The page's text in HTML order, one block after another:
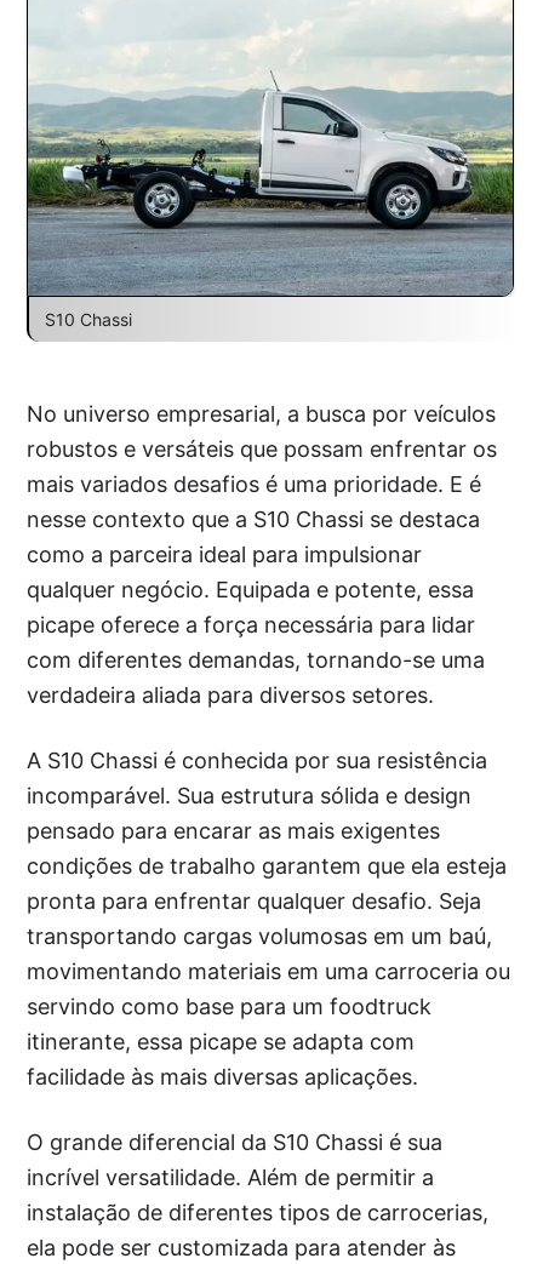
S10 Chassi
No universo empresarial, a busca por veículos
robustos e versáteis que possam enfrentar os
mais variados desafios é uma prioridade. E é
nesse contexto que a S10 Chassi se destaca
como a parceira ideal para impulsionar
qualquer negócio. Equipada e potente, essa
picape oferece a força necessária para lidar
com diferentes demandas, tornando-se uma
verdadeira aliada para diversos setores.
A S10 Chassi é conhecida por sua resistência
incomparável. Sua estrutura sólida e design
pensado para encarar as mais exigentes
condições de trabalho garantem que ela esteja
pronta para enfrentar qualquer desafio. Seja
transportando cargas volumosas em um baú,
movimentando materiais em uma carroceria ou
servindo como base para um foodtruck
itinerante, essa picape se adapta com
facilidade às mais diversas aplicações.
O grande diferencial da S10 Chassi é sua
incrível versatilidade. Além de permitir a
instalação de diferentes tipos de carrocerias,
ela pode ser customizada para atender às